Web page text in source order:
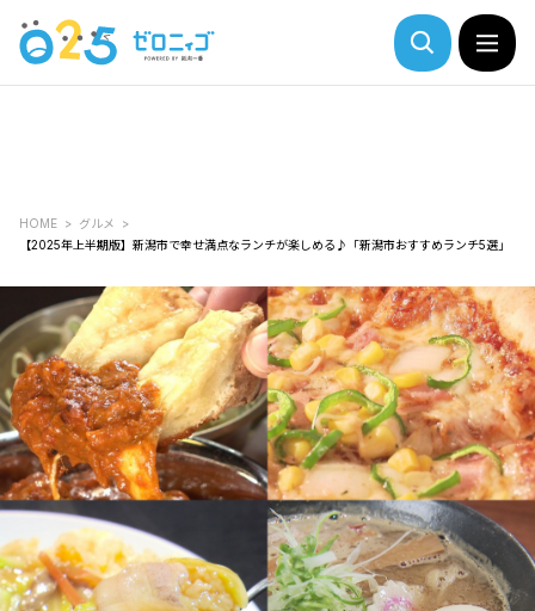
HOME
グルメ
【2025年上半期版】新潟市で幸せ満点なランチが楽しめる♪「新潟市おすすめランチ5選」